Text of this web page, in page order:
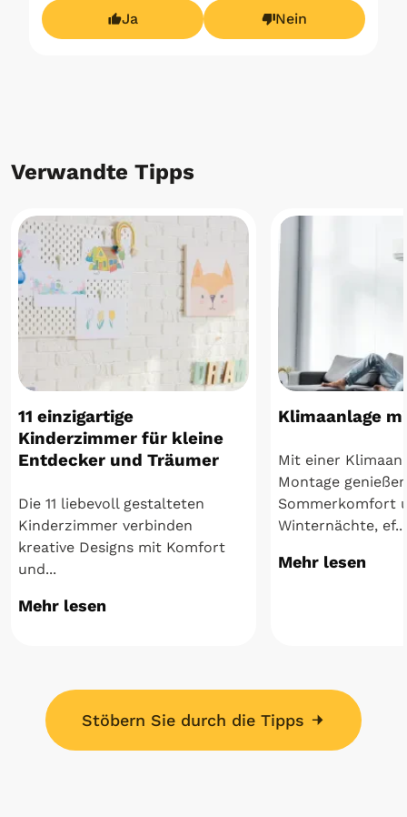
Ja Nein
Verwandte Tipps
11 einzigartige
Kinderzimmer für kleine
Entdecker und Träumer
Die 11 liebevoll gestalteten
Kinderzimmer verbinden
kreative Designs mit Komfort
und...
Mehr lesen
Klimaanlage
Mit einer
Montage
Sommerkomfort
Winternächte, ef...
Mehr lesen
Stöbern Sie durch die Tipps